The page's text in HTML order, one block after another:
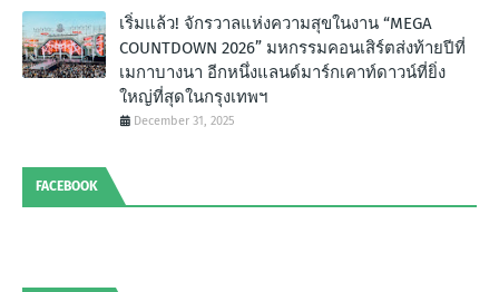
เริ่มแล้ว! จักรวาลแห่งความสุขในงาน “MEGA
COUNTDOWN 2026” มหกรรมคอนเสิร์ตส่งท้ายปีที่
เมกาบางนา อีกหนึ่งแลนด์มาร์กเคาท์ดาวน์ที่ยิ่ง
ใหญ่ที่สุดในกรุงเทพฯ
December 31, 2025
FACEBOOK